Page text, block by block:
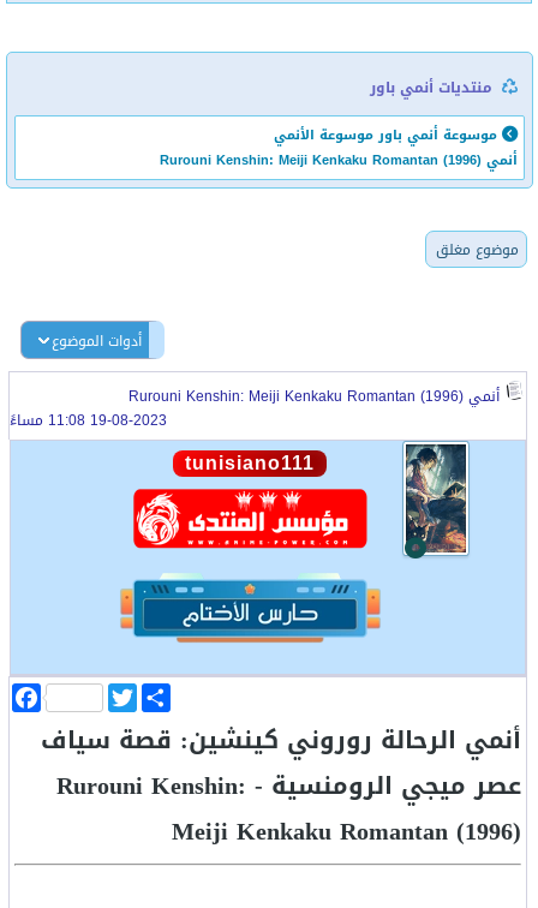
منتديات أنمي باور
موسوعة أنمي باور موسوعة الأنمي
أنمي Rurouni Kenshin: Meiji Kenkaku Romantan (1996)
موضوع مغلق
أدوات الموضوع
أنمي Rurouni Kenshin: Meiji Kenkaku Romantan (1996)
19-08-2023 11:08 مساءً
tunisiano111
a
e
o
T
w
t
e
ن
ش
ر
أنمي الرحالة روروني كينشين: قصة سياف
عصر ميجي الرومنسية - Rurouni Kenshin:
Meiji Kenkaku Romantan (1996)